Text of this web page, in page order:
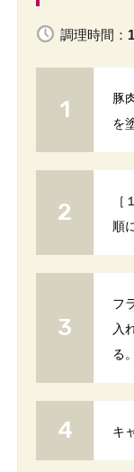
調理時間：
豚
を
順
フ
入
る。
キ